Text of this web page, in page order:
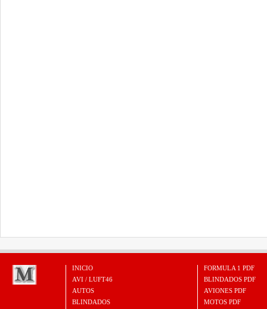
INICIO
AVI / LUFT46
AUTOS
BLINDADOS
FORMULA 1 PDF
BLINDADOS PDF
AVIONES PDF
MOTOS PDF